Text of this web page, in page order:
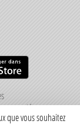
que vous souhaitez